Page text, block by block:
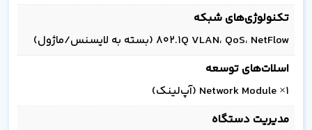
تکنولوژی‌های شبکه
802.1Q VLAN، QoS، NetFlow (بسته به لایسنس/ماژول)
اسلات‌های توسعه
1× Network Module (آپ‌لینک)
مدیریت دستگاه